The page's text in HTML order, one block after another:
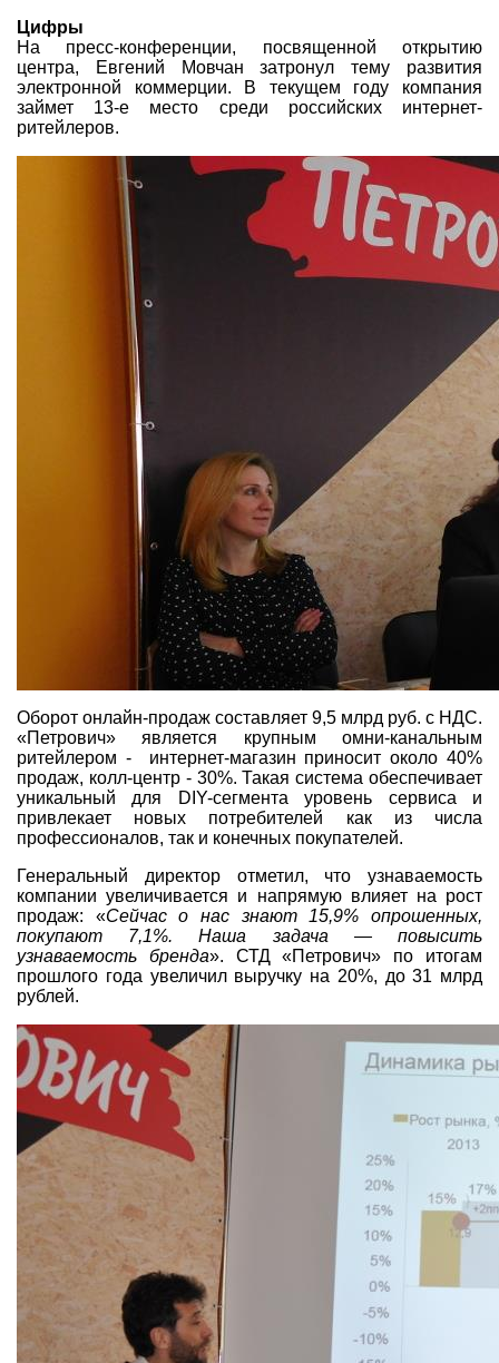
Цифры
На пресс-конференции, посвященной открытию
центра, Евгений Мовчан затронул тему развития
электронной коммерции. В текущем году компания
займет 13-е место среди российских интернет-
ритейлеров.
Оборот онлайн-продаж составляет 9,5 млрд руб. с НДС.
«Петрович» является крупным омни-канальным
ритейлером - интернет-магазин приносит около 40%
продаж, колл-центр - 30%. Такая система обеспечивает
уникальный для DIY-сегмента уровень сервиса и
привлекает новых потребителей как из числа
профессионалов, так и конечных покупателей.
Генеральный директор отметил, что узнаваемость
компании увеличивается и напрямую влияет на рост
продаж: «Сейчас о нас знают 15,9% опрошенных,
покупают 7,1%. Наша задача — повысить
узнаваемость бренда». СТД «Петрович» по итогам
прошлого года увеличил выручку на 20%, до 31 млрд
рублей.